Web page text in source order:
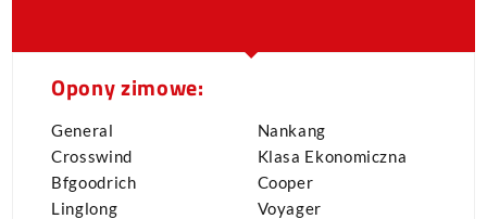
Opony zimowe:
General
Crosswind
Bfgoodrich
Linglong
Nankang
Klasa Ekonomiczna
Cooper
Voyager